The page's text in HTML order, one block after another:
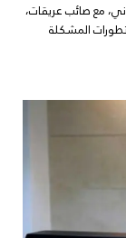
مع صائب عريقات،
المشكلة